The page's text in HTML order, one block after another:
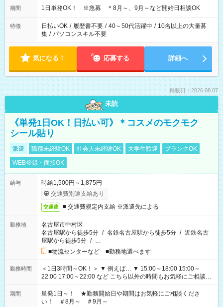
期間 1日単発OK！ ※急募 ＊8月～、9月～など開始日相談OK
特徴 日払いOK / 履歴書不要 / 40～50代活躍中 / 10名以上の大量募
集 / パソコンスキル不要
気になる！ 応募する 詳細へ
掲載日：2026.08.07
未読
《単発1日OK！日払い可》＊コスメのモクモク
シール貼り
派遣 職種未経験OK 社会人未経験OK 大学生歓迎
ブランクOK
WEB登録・面接OK
給与
時給1,500円～1,875円
交通費別途支給あり
交通費 ■ 交通費規定内支給 ※派遣先による
勤務地
名古屋市中村区
名古屋駅から徒歩5分 / 名鉄名古屋駅から徒歩5分 / 近鉄名古
屋駅から徒歩5分 / …
■物流センターなど ■勤務地選べます
勤務時間
＜1日3時間～OK！＞ ▼ 例えば… ▼ 15:00～18:00 15:00～
22:00 17:00～22:00 など こちら以外の時間もお気軽にご相談く
ださい！
期間
単発1日～！ ★勤務開始日や期間はお気軽にご相談くださ
い！ ＃8月～ ＃9月～